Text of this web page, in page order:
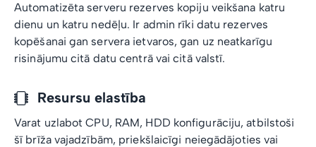
Automatizēta serveru rezerves kopiju veikšana katru
dienu un katru nedēļu. Ir admin rīki datu rezerves
kopēšanai gan servera ietvaros, gan uz neatkarīgu
risinājumu citā datu centrā vai citā valstī.
Resursu elastība
Varat uzlabot CPU, RAM, HDD konfigurāciju, atbilstoši
šī brīža vajadzībām, priekšlaicīgi neiegādājoties vai